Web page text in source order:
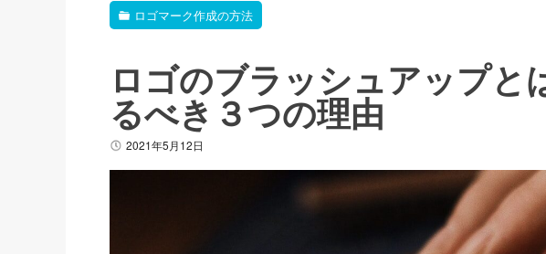
ロゴマーク作成の方法
ロゴのブラッシュアップと
るべき３つの理由
2021年5月12日